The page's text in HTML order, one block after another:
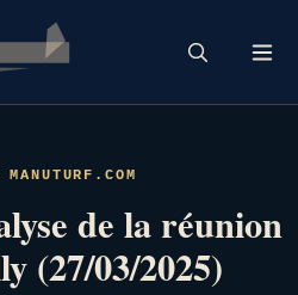
de la réunion
(27/03/2025)